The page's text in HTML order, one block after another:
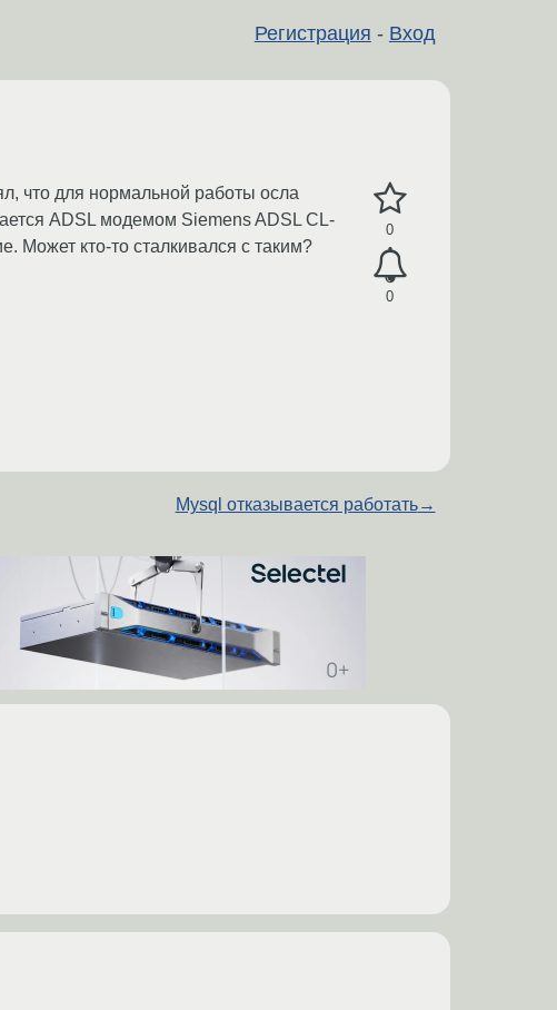
Регистрация - Вход
0
0
что для нормальной работы осла
ADSL модемом Siemens ADSL CL-
Может кто-то сталкивался с таким?
Mysql отказывается работать→